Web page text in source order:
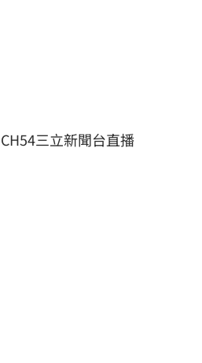
CH54三立新聞台直播